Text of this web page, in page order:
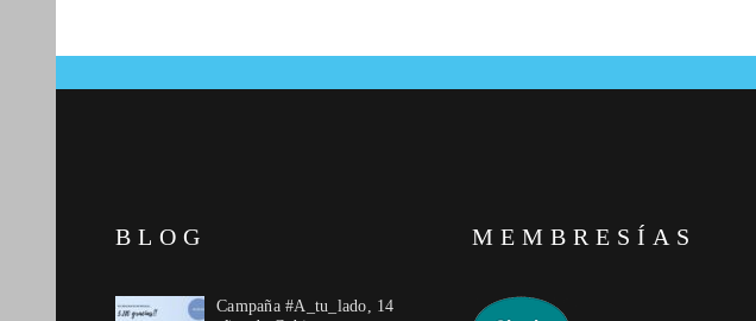
BLOG
Campaña #A_tu_lado, 14
MEMBRESÍAS